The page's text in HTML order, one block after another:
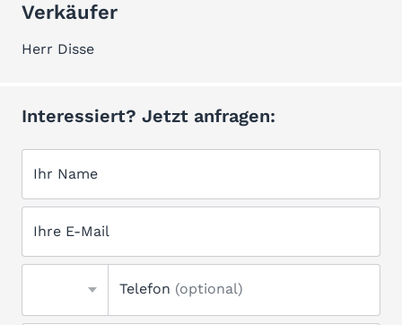
Verkäufer
Herr Disse
Interessiert? Jetzt anfragen:
Ihr Name
Ihre E-Mail
Telefon (optional)